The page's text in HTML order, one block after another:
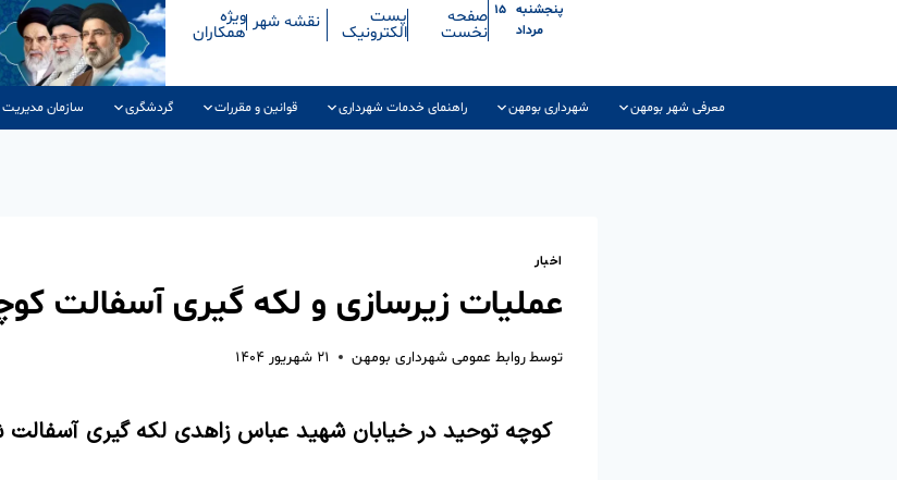
پنجشنبه ۱۵
مرداد
صفحه
نخست
پست
الکترونیک نقشه شهر ویژه
همکاران
معرفی شهر بومهن شهرداری بومهن راهنمای خدمات شهرداری قوانین و مقررات گردشگری سازمان
اخبار
عملیات زیرسازی و لکه گیری آسفالت
توسطروابط عمومی شهرداری بومهن ۲۱ شهریور ۱۴۰۴
کوچه توحید در خیابان شهید عباس زاهدی لکه گیری